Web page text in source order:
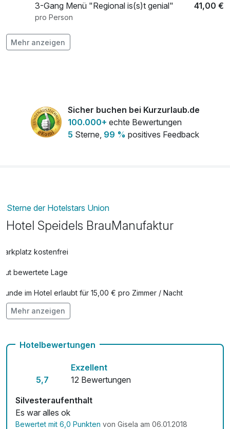
3-Gang Menü "Regional is(s)t genial" 41,00 €
pro Person
Hunde
Wanderpaket 7,00 €
Mehr anzeigen
Sicher buchen bei Kurzurlaub.de
100.000+ echte Bewertungen
5 Sterne, 99 % positives Feedback
Sterne der Hotelstars Union
Hotel Speidels BrauManufaktur
Parkplatz kostenfrei
Gut bewertete Lage
Hunde im Hotel erlaubt für 15,00 € pro Zimmer / Nacht
Auch vegetarische Speisen
Zimmerservice verfügbar
Mehr anzeigen
Hotelbewertungen
5,7
Exzellent
12 Bewertungen
Silvesteraufenthalt
Es war alles ok
Bewertet mit 6,0 Punkten von Gisela am 06.01.2018